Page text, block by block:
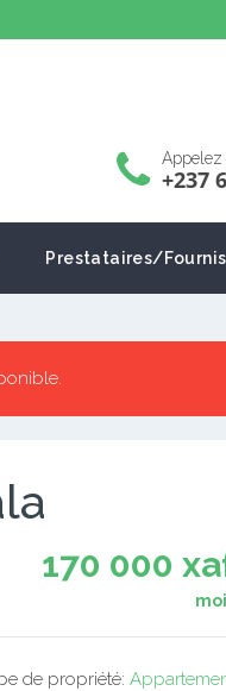
+237
Prestataires/
170 000
de propriété: